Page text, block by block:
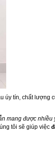
úy tín, chất
mang được nhiều
tôi sẽ giúp việc